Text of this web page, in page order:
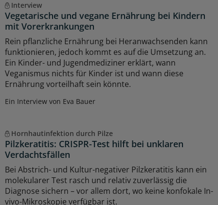
Interview
Vegetarische und vegane Ernährung bei Kindern
mit Vorerkrankungen
Rein pflanzliche Ernährung bei Heranwachsenden kann
funktionieren, jedoch kommt es auf die Umsetzung an.
Ein Kinder- und Jugendmediziner erklärt, wann
Veganismus nichts für Kinder ist und wann diese
Ernährung vorteilhaft sein könnte.
Ein Interview von Eva Bauer
Hornhautinfektion durch Pilze
Pilzkeratitis: CRISPR-Test hilft bei unklaren
Verdachtsfällen
Bei Abstrich- und Kultur-negativer Pilzkeratitis kann ein
molekularer Test rasch und relativ zuverlässig die
Diagnose sichern – vor allem dort, wo keine konfokale In-
vivo-Mikroskopie verfügbar ist.